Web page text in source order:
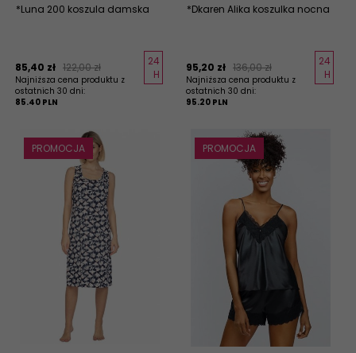
*Luna 200 koszula damska
85,40 zł 122,00 zł
Najniższa cena produktu z
ostatnich 30 dni:
85.40 PLN
24
H
*Dkaren Alika koszulka nocna
95,20 zł 136,00 zł
Najniższa cena produktu z
ostatnich 30 dni:
95.20 PLN
24
H
PROMOCJA PROMOCJA